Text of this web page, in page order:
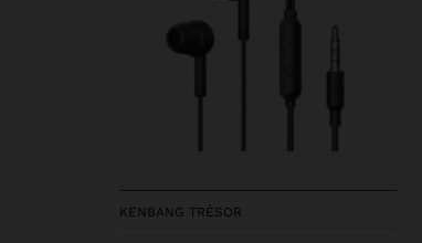
KENBANG TRÉSOR